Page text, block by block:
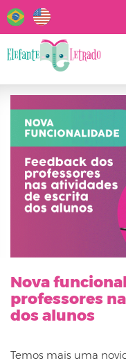
Nova
professores
dos alunos
Temos mais uma